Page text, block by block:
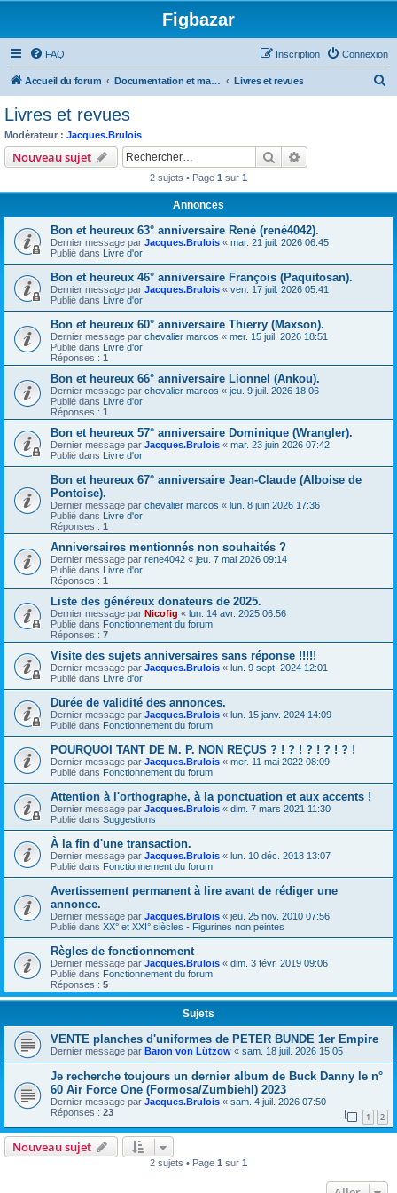
Figbazar
FAQ Connexion
Inscription
Accueil du forum Documentation et materiel du figuriniste Livres et revues
Livres et revues
Modérateur : Jacques.Brulois
Nouveau sujet Rechercher
2 sujets • Page 1 sur 1
Annonces
Bon et heureux 63° anniversaire René (rené4042).
Dernier message par Jacques.Brulois « mar. 21 juil. 2026 06:45
Publié dans Livre d'or
Bon et heureux 46° anniversaire François (Paquitosan).
Dernier message par Jacques.Brulois « ven. 17 juil. 2026 05:41
Publié dans Livre d'or
Bon et heureux 60° anniversaire Thierry (Maxson).
Dernier message par chevalier marcos « mer. 15 juil. 2026 18:51
Publié dans Livre d'or
Réponses : 1
Bon et heureux 66° anniversaire Lionnel (Ankou).
Dernier message par chevalier marcos « jeu. 9 juil. 2026 18:06
Publié dans Livre d'or
Réponses : 1
Bon et heureux 57° anniversaire Dominique (Wrangler).
Dernier message par Jacques.Brulois « mar. 23 juin 2026 07:42
Publié dans Livre d'or
Bon et heureux 67° anniversaire Jean-Claude (Alboise de
Pontoise).
Dernier message par chevalier marcos « lun. 8 juin 2026 17:36
Publié dans Livre d'or
Réponses : 1
Anniversaires mentionnés non souhaités ?
Dernier message par rene4042 « jeu. 7 mai 2026 09:14
Publié dans Livre d'or
Réponses : 1
Liste des généreux donateurs de 2025.
Dernier message par Nicofig « lun. 14 avr. 2025 06:56
Publié dans Fonctionnement du forum
Réponses : 7
Visite des sujets anniversaires sans réponse !!!!!
Dernier message par Jacques.Brulois « lun. 9 sept. 2024 12:01
Publié dans Livre d'or
Durée de validité des annonces.
Dernier message par Jacques.Brulois « lun. 15 janv. 2024 14:09
Publié dans Fonctionnement du forum
POURQUOI TANT DE M. P. NON REÇUS ? ! ? ! ? ! ? ! ? !
Dernier message par Jacques.Brulois « mer. 11 mai 2022 08:09
Publié dans Fonctionnement du forum
Attention à l'orthographe, à la ponctuation et aux accents !
Dernier message par Jacques.Brulois « dim. 7 mars 2021 11:30
Publié dans Suggestions
À la fin d'une transaction.
Dernier message par Jacques.Brulois « lun. 10 déc. 2018 13:07
Publié dans Fonctionnement du forum
Avertissement permanent à lire avant de rédiger une
annonce.
Dernier message par Jacques.Brulois « jeu. 25 nov. 2010 07:56
Publié dans XX° et XXI° siècles - Figurines non peintes
Règles de fonctionnement
Dernier message par Jacques.Brulois « dim. 3 févr. 2019 09:06
Publié dans Fonctionnement du forum
Réponses : 5
Sujets
VENTE planches d'uniformes de PETER BUNDE 1er Empire
Dernier message par Baron von Lützow « sam. 18 juil. 2026 15:05
Je recherche toujours un dernier album de Buck Danny le n°
60 Air Force One (Formosa/Zumbiehl) 2023
Dernier message par Jacques.Brulois « sam. 4 juil. 2026 07:50
Réponses : 23 1 2
Nouveau sujet
2 sujets • Page 1 sur 1